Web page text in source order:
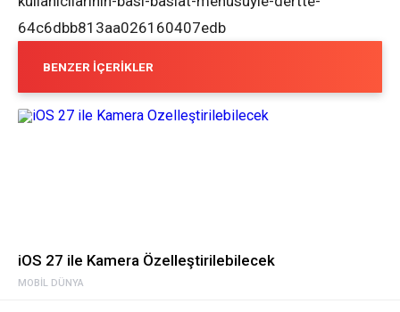
64c6dbb813aa026160407edb
BENZER İÇERIKLER
MOBIL DÜNYA
iOS 27 ile Kamera Özelleştirilebilecek